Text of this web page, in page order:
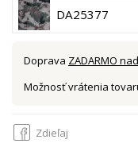
DA25377
Doprava ZADARMO
Možnosť vrátenia
Zdieľaj